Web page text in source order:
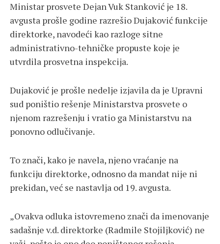
Ministar prosvete Dejan Vuk Stanković je 18.
avgusta prošle godine razrešio Dujaković funkcije
direktorke, navodeći kao razloge sitne
administrativno-tehničke propuste koje je
utvrdila prosvetna inspekcija.
Dujaković je prošle nedelje izjavila da je Upravni
sud poništio rešenje Ministarstva prosvete o
njenom razrešenju i vratio ga Ministarstvu na
ponovno odlučivanje.
To znači, kako je navela, njeno vraćanje na
funkciju direktorke, odnosno da mandat nije ni
prekidan, već se nastavlja od 19. avgusta.
„Ovakva odluka istovremeno znači da imenovanje
sadašnje v.d. direktorke (Radmile Stojiljković) ne